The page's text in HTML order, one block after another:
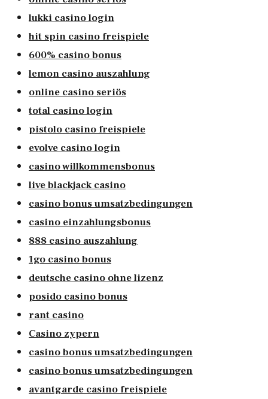
lukki casino login
hit spin casino freispiele
600% casino bonus
lemon casino auszahlung
online casino seriös
total casino login
pistolo casino freispiele
evolve casino login
casino willkommensbonus
live blackjack casino
casino bonus umsatzbedingungen
casino einzahlungsbonus
888 casino auszahlung
1go casino bonus
deutsche casino ohne lizenz
posido casino bonus
rant casino
Casino zypern
casino bonus umsatzbedingungen
casino bonus umsatzbedingungen
avantgarde casino freispiele